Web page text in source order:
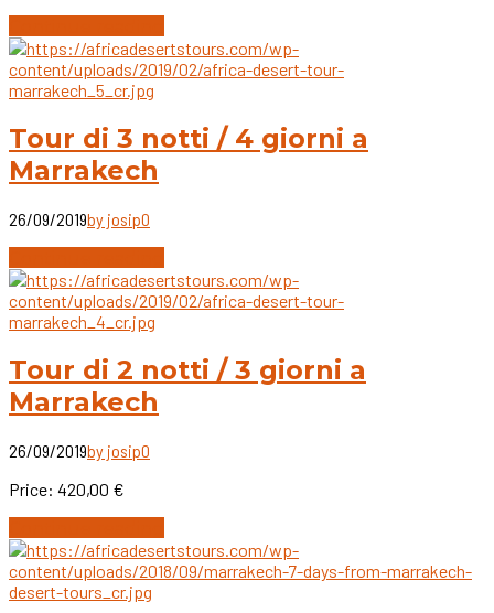
Tour di 3 notti / 4 giorni a
Marrakech
26/09/2019by josip0
Tour di 2 notti / 3 giorni a
Marrakech
26/09/2019by josip0
Price: 420,00 €